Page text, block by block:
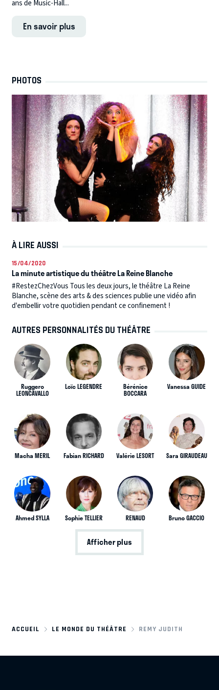
ans de Music-Hall...
En savoir plus
PHOTOS
À LIRE AUSSI
15/04/2020
La minute artistique du théâtre La Reine Blanche
#RestezChezVous Tous les deux jours, le théâtre La Reine
Blanche, scène des arts & des sciences publie une vidéo afin
d'embellir votre quotidien pendant ce confinement !
AUTRES PERSONNALITÉS DU THÉÂTRE
Ruggero
LEONCAVALLO
Loïc LEGENDRE Bérénice
BOCCARA
Vanessa GUIDE
Macha MERIL Fabian RICHARD Valérie LESORT Sara GIRAUDEAU
Ahmed SYLLA Sophie TELLIER RENAUD Bruno GACCIO
Afficher plus
ACCUEIL LE MONDE DU THÉÂTRE REMY JUDITH